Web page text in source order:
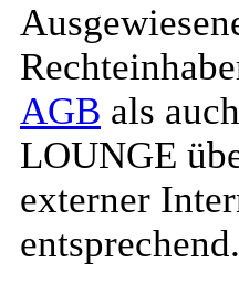
AGB als
LOUNGE
externer
entsprechend.